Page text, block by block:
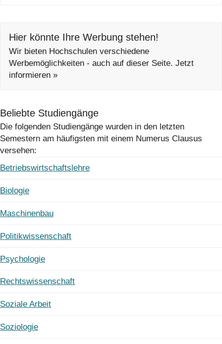
Hier könnte Ihre Werbung stehen!
Wir bieten Hochschulen verschiedene
Werbemöglichkeiten - auch auf dieser Seite. Jetzt
informieren »
Beliebte Studiengänge
Die folgenden Studiengänge wurden in den letzten
Semestern am häufigsten mit einem Numerus Clausus
versehen:
Betriebswirtschaftslehre
Biologie
Maschinenbau
Politikwissenschaft
Psychologie
Rechtswissenschaft
Soziale Arbeit
Soziologie